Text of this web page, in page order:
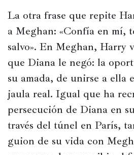
La otra frase que repite
a Meghan: «Confía en mí,
salvo». En Meghan, Harry
que Diana le negó: la
su amada, de unirse a ella
jaula real. Igual que ha
persecución de Diana en
través del túnel en París,
guion de su vida con